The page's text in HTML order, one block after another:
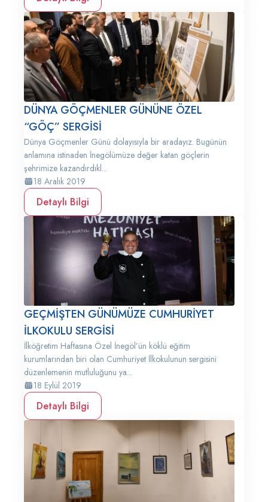
DÜNYA GÖÇMENLER GÜNÜNE ÖZEL
“GÖÇ” SERGİSİ
Dünya Göçmenler Günü dolayısıyla bir aradayız. Bugünün
anlamına istinaden İnegölümüze değer katan göçlerin
şehrimize kazandırdıkl...
18 Aralık 2019
Detaylı Bilgi
GEÇMİŞTEN GÜNÜMÜZE CUMHURİYET
İLKOKULU SERGİSİ
İlköğretim Haftasına Özel İnegöl’ün köklü eğitim
kurumlarından biri olan Cumhuriyet İlkokulunun sergisini
düzenlemenin mutluluğunu ya...
18 Eylül 2019
Detaylı Bilgi